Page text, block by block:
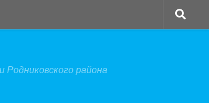
района